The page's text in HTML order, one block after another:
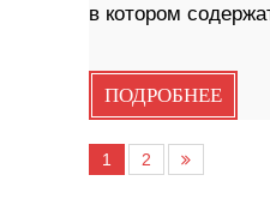
в котором
ПОДРОБНЕЕ
1 2